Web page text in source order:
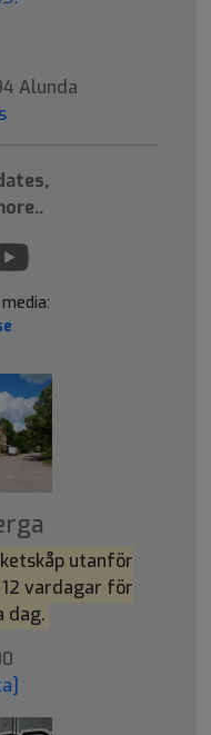
Alunda
utanför
vardagar för
dag.